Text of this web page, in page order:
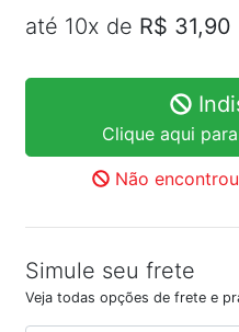
até 10x de R$ 31,90
Clique aqui
Não
Simule seu frete
Veja todas opções de frete e